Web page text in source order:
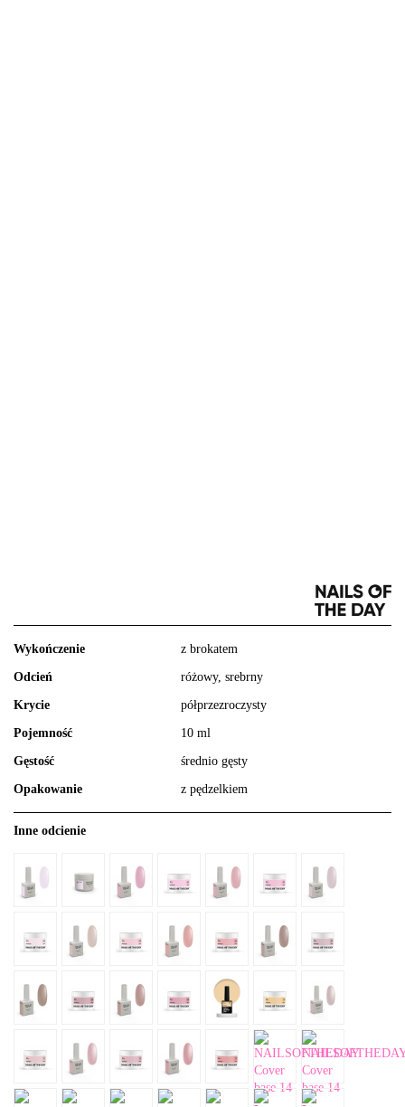
Wykończenie z brokatem
Odcień różowy, srebrny
Krycie półprzezroczysty
Pojemność 10 ml
Gęstość średnio gęsty
Opakowanie z pędzelkiem
Inne odcienie